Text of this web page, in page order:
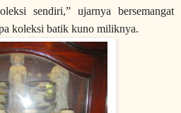
sendiri,” ujarnya bersemangat
koleksi batik kuno miliknya.